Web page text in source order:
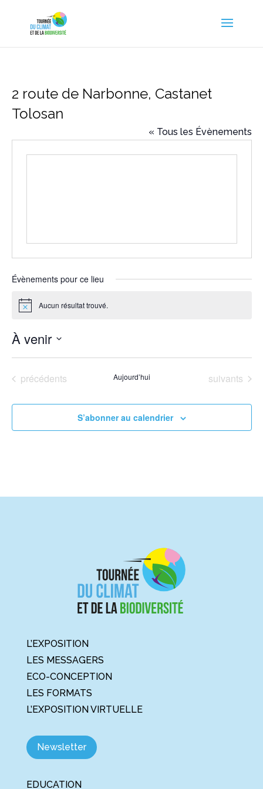
2 route de Narbonne, Castanet
Tolosan
« Tous les Évènements
Évènements pour ce lieu
Notice Aucun résultat trouvé.
À venir
Sélectionnez
date.
Évènements
précédents Aujourd’hui Évènements
suivants
S’abonner au calendrier
L’EXPOSITION
LES MESSAGERS
ECO-CONCEPTION
LES FORMATS
L’EXPOSITION VIRTUELLE
Newsletter
EDUCATION